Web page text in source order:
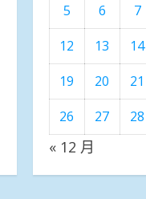
5
6 7
12
13 14
19
20 21
26
27 28
« 12 月